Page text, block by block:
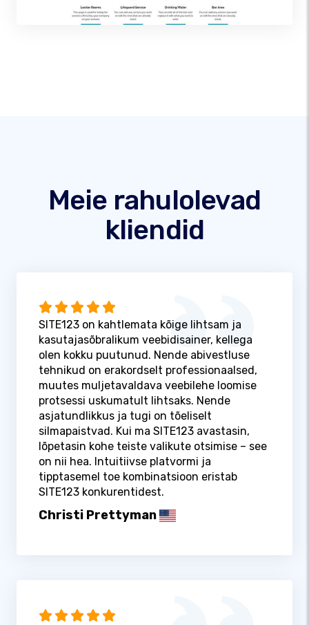
Meie rahulolevad
kliendid
SITE123 on kahtlemata kõige lihtsam ja
kasutajasõbralikum veebidisainer, kellega
olen kokku puutunud. Nende abivestluse
tehnikud on erakordselt professionaalsed,
muutes muljetavaldava veebilehe loomise
protsessi uskumatult lihtsaks. Nende
asjatundlikkus ja tugi on tõeliselt
silmapaistvad. Kui ma SITE123 avastasin,
lõpetasin kohe teiste valikute otsimise – see
on nii hea. Intuitiivse platvormi ja
tipptasemel toe kombinatsioon eristab
SITE123 konkurentidest.
Christi Prettyman